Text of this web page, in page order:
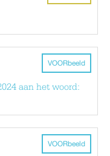
VOORbeeld
aan het woord:
VOORbeeld